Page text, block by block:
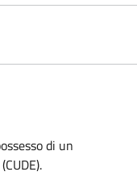
di un